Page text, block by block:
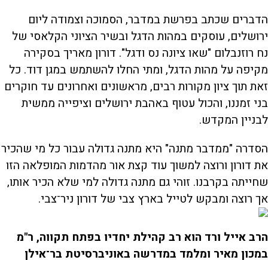
הדברים שכתב בפרשת במדבר, הסמוכה וצמודה ליום
ירושלים, עוסקים במהות הדגל ובשיר הציוני הקלאסי של
נח רוזנבלום "שאו ציונה נס ודגל". דורון מאריך בסקירה
מקיפה על מהות הדגל, ומתי החלו להשתמש במגן דוד. כל
זאת תוך ציון מקורות רבים, מראשונים ואחרונים עד חוקרים
בני זמננו, והכול עטוף באהבת ירושלים וציפייה ממשית
לבניין המקדש.
הסדרה "ממדבר מתנה" היא מתנה גדולה עבור כל מי שהכיר
את דורון ורוצה למשוך עוד קצת אור מהדמות המופלאה הזו
שחייתה בקרבנו. זוהי גם מתנה גדולה למי שלא הכיר אותו,
אך רוצה ומבקש לטייל בארץ צבי של דורון ניר־צבי.
הרב אייל ורד הוא רב קהילת יחדיו בפתח תקווה, ר"מ
במכון מאיר ומלמד במדרשה באוניברסיטת בר־אילן